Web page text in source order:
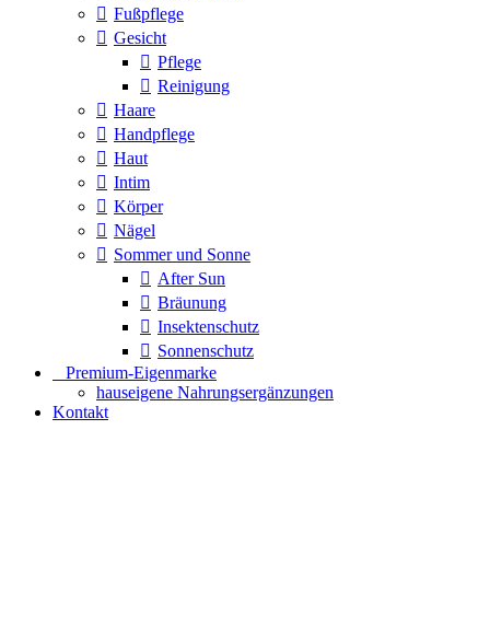
Fußpflege
Gesicht
Pflege
Reinigung
Haare
Handpflege
Haut
Intim
Körper
Nägel
Sommer und Sonne
After Sun
Bräunung
Insektenschutz
Sonnenschutz
⠀​Premium-Eigenmarke
hauseigene Nahrungsergänzungen
Kontakt